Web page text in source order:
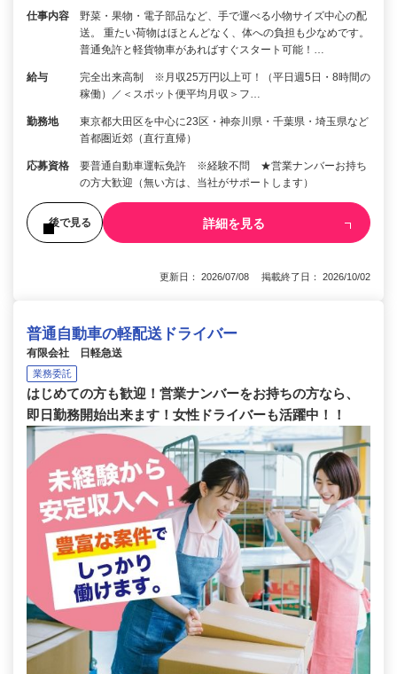
仕事内容
野菜・果物・電子部品など、手で運べる小物サイズ中心の配
送。 重たい荷物はほとんどなく、体への負担も少なめです。
普通免許と軽貨物車があればすぐスタート可能！…
給与
完全出来高制 ※月収25万円以上可！（平日週5日・8時間の
稼働）／＜スポット便平均月収＞フ…
勤務地
東京都大田区を中心に23区・神奈川県・千葉県・埼玉県など
首都圏近郊（直行直帰）
応募資格
要普通自動車運転免許 ※経験不問 ★営業ナンバーお持ち
の方大歓迎（無い方は、当社がサポートします）
後で見る 詳細を見る
更新日： 2026/07/08 掲載終了日： 2026/10/02
普通自動車の軽配送ドライバー
有限会社 日軽急送
業務委託
はじめての方も歓迎！営業ナンバーをお持ちの方なら、
即日勤務開始出来ます！女性ドライバーも活躍中！！